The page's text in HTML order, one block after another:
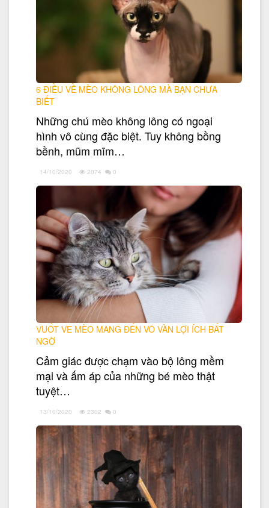
6 ĐIỀU VỀ MÈO KHÔNG LÔNG MÀ BẠN CHƯA
BIẾT
Những chú mèo không lông có ngoại
hình vô cùng đặc biệt. Tuy không bồng
bềnh, mũm mĩm…
14/10/2020 2074 0
VUỐT VE MÈO MANG ĐẾN VÔ VÀN LỢI ÍCH BẤT
NGỜ
Cảm giác được chạm vào bộ lông mềm
mại và ấm áp của những bé mèo thật
tuyệt…
13/10/2020 2302 0